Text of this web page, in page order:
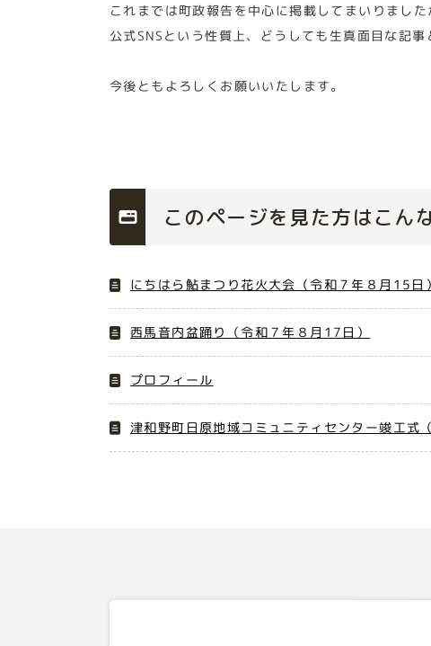
これまでは町政報告を中心に掲載してまいりまし
公式SNSという性質上、どうしても生真面目な記
今後ともよろしくお願いいたします。
このページを見た方はこん
にちはら鮎まつり花火大会（令和７年８月15日）
西馬音内盆踊り（令和７年８月17日）
プロフィール
津和野町日原地域コミュニティセンター竣工式